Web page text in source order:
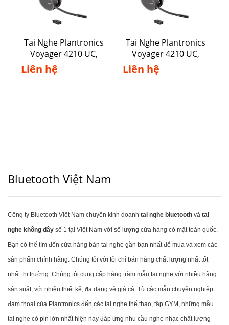
Tai Nghe Plantronics
Voyager 4210 UC,
USB-A
Liên hệ
Tai Nghe Plantronics
Voyager 4210 UC,
USB-C
Liên hệ
Bluetooth Việt Nam
Công ty Bluetooth Việt Nam chuyên kinh doanh tai nghe bluetooth và tai
nghe không dây số 1 tại Việt Nam với số lượng cửa hàng có mặt toàn quốc.
Bạn có thể tìm đến cửa hàng bán tai nghe gần bạn nhất để mua và xem các
sản phẩm chính hãng. Chúng tôi với tôi chỉ bán hàng chất lượng nhất tốt
nhất thị trường. Chúng tôi cung cấp hàng trăm mẫu tai nghe với nhiều hãng
sản suất, với nhiều thiết kế, đa dạng về giá cả. Từ các mẫu chuyên nghiệp
đàm thoại của Plantronics đến các tai nghe thể thao, tập GYM, những mẫu
tai nghe có pin lớn nhất hiện nay đáp ứng nhu cầu nghe nhạc chất lượng